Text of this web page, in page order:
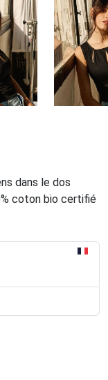
dans le dos
coton bio certifié